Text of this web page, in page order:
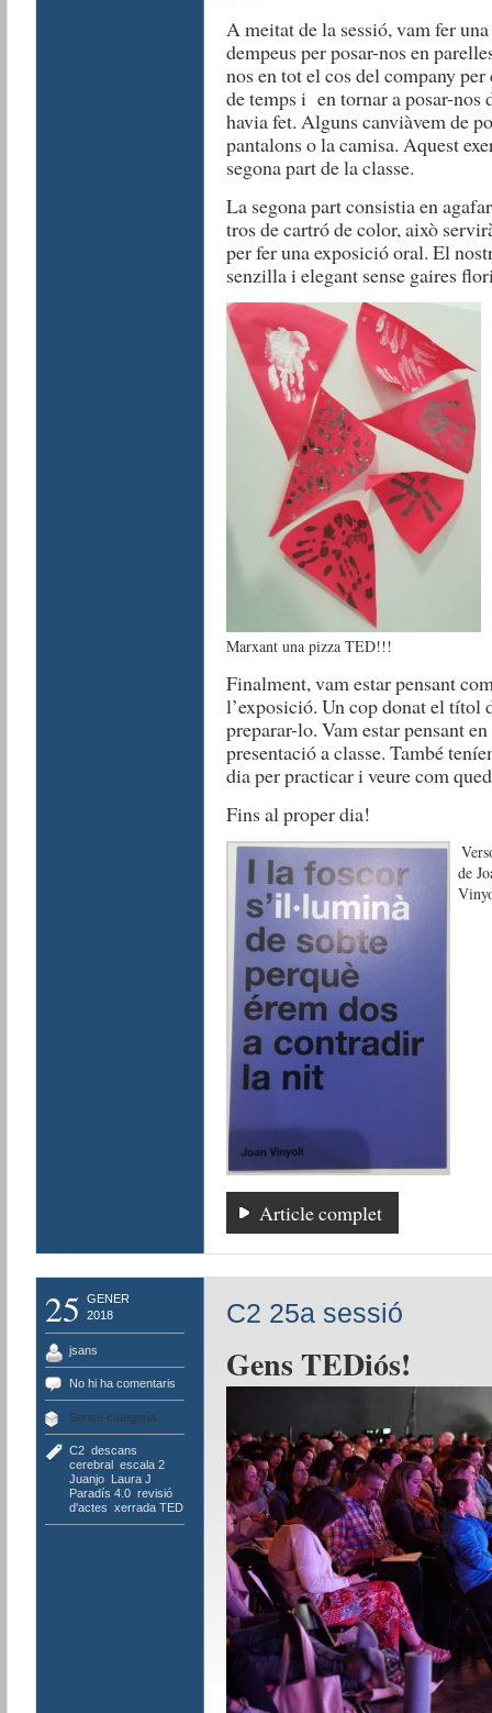
A meitat de la sessió, vam fer
dempeus per posar-nos en
nos en tot el cos del company
de temps i en tornar a posar-nos
havia fet. Alguns canviàvem de
pantalons o la camisa. Aquest
segona part de la classe.
La segona part consistia en
tros de cartró de color, això
per fer una exposició oral. El
senzilla i elegant sense gaires
Marxant una pizza TED!!!
Finalment, vam estar pensant
l’exposició. Un cop donat el títol
preparar-lo. Vam estar pensant
presentació a classe. També
dia per practicar i veure com
Fins al proper dia!
de
Article complet
25
GENER
2018
jsans
No hi ha comentaris
Sense categoria
C2, descans
cerebral, escala 2,
Juanjo, Laura J
Paradís 4.0, revisió
d'actes xerrada TED
C2 25a sessió
Gens TEDiós!